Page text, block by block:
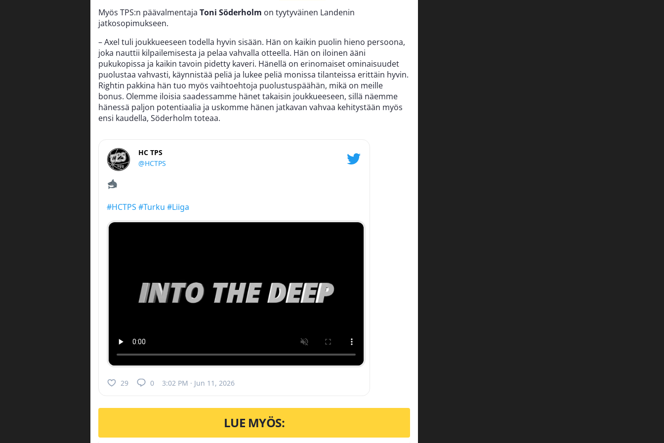
Myös TPS:n päävalmentaja Toni Söderholm on tyytyväinen Landenin
jatkosopimukseen.
– Axel tuli joukkueeseen todella hyvin sisään. Hän on kaikin puolin hieno persoona,
joka nauttii kilpailemisesta ja pelaa vahvalla otteella. Hän on iloinen ääni
pukukopissa ja kaikin tavoin pidetty kaveri. Hänellä on erinomaiset ominaisuudet
puolustaa vahvasti, käynnistää peliä ja lukee peliä monissa tilanteissa erittäin hyvin.
Rightin pakkina hän tuo myös vaihtoehtoja puolustuspäähän, mikä on meille
bonus. Olemme iloisia saadessamme hänet takaisin joukkueeseen, sillä näemme
hänessä paljon potentiaalia ja uskomme hänen jatkavan vahvaa kehitystään myös
ensi kaudella, Söderholm toteaa.
HC TPS
@HCTPS
#HCTPS #Turku #Liiga
29 0 3:02 PM · Jun 11, 2026
LUE MYÖS: